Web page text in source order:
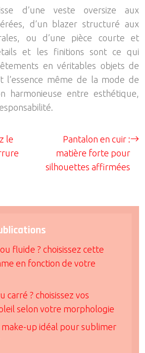
d’une veste oversize aux
d’un blazer structuré aux
ou d’une pièce courte et
et les finitions sont ce qui
en véritables objets de
l’essence même de la mode de
harmonieuse entre esthétique,
le
Pantalon en cuir :
matière forte pour
silhouettes affirmées
fluide ? choisissez cette
en fonction de votre
carré ? choisissez vos
selon votre morphologie
up idéal pour sublimer